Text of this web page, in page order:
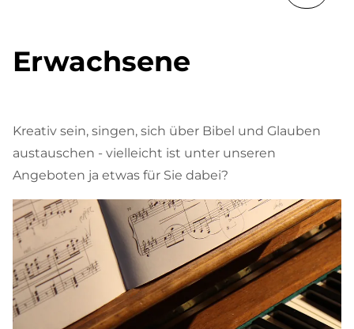
Erwachsene
Kreativ sein, singen, sich über Bibel und Glauben
austauschen - vielleicht ist unter unseren
Angeboten ja etwas für Sie dabei?